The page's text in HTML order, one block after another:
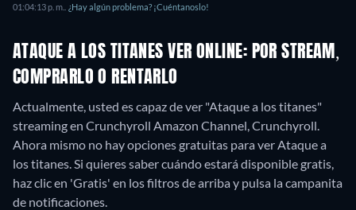
01:04:13 p. m.
¿Hay algún problema? ¡Cuéntanoslo!
ATAQUE A LOS TITANES VER ONLINE: POR STREAM,
COMPRARLO O RENTARLO
Actualmente, usted es capaz de ver "Ataque a los titanes"
streaming en Crunchyroll Amazon Channel, Crunchyroll.
Ahora mismo no hay opciones gratuitas para ver Ataque a
los titanes. Si quieres saber cuándo estará disponible gratis,
haz clic en 'Gratis' en los filtros de arriba y pulsa la campanita
de notificaciones.